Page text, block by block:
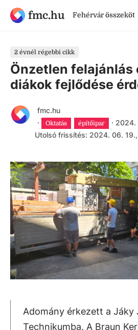
fmc.hu Fehérvár összeköt
2 évnél régebbi cikk
Önzetlen felajánlás
diákok fejlődése
fmc.hu
·
Oktatás építőipar · 2024.
Utolsó frissítés: 2024. 06.
Adomány érkezett a Jáky
Technikumba. A Braun